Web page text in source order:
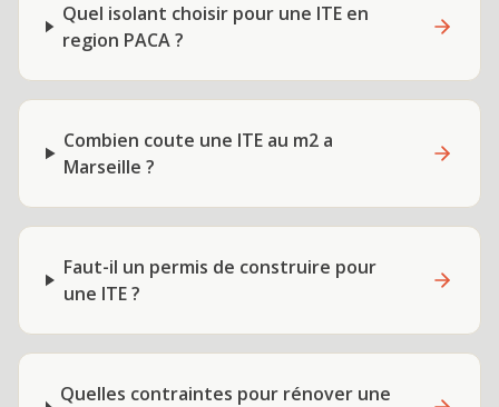
Quel isolant choisir pour une ITE en
region PACA ?
Combien coute une ITE au m2 a
Marseille ?
Faut-il un permis de construire pour
une ITE ?
Quelles contraintes pour rénover une